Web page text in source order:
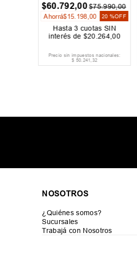
$60.792,00 $75.990,00
Ahorrá$15. 198 ,00 20 %OFF
Hasta3 cuotas SIN
interés de$20 .264 ,00
Precio sin impuestos nacionales:
$ 50.241,32
NOSOTROS
¿Quiénes somos?
Sucursales
Trabajá con Nosotros